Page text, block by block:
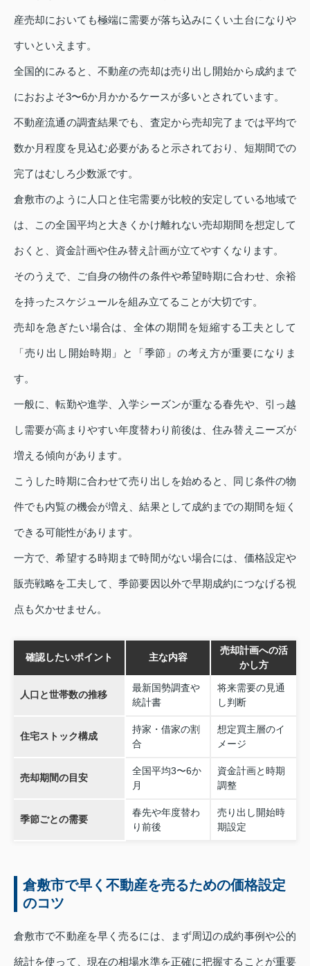
産売却においても極端に需要が落ち込みにくい土台になりや
すいといえます。
全国的にみると、不動産の売却は売り出し開始から成約まで
におおよそ3〜6か月かかるケースが多いとされています。
不動産流通の調査結果でも、査定から売却完了までは平均で
数か月程度を見込む必要があると示されており、短期間での
完了はむしろ少数派です。
倉敷市のように人口と住宅需要が比較的安定している地域で
は、この全国平均と大きくかけ離れない売却期間を想定して
おくと、資金計画や住み替え計画が立てやすくなります。
そのうえで、ご自身の物件の条件や希望時期に合わせ、余裕
を持ったスケジュールを組み立てることが大切です。
売却を急ぎたい場合は、全体の期間を短縮する工夫として
「売り出し開始時期」と「季節」の考え方が重要になりま
す。
一般に、転勤や進学、入学シーズンが重なる春先や、引っ越
し需要が高まりやすい年度替わり前後は、住み替えニーズが
増える傾向があります。
こうした時期に合わせて売り出しを始めると、同じ条件の物
件でも内覧の機会が増え、結果として成約までの期間を短く
できる可能性があります。
一方で、希望する時期まで時間がない場合には、価格設定や
販売戦略を工夫して、季節要因以外で早期成約につなげる視
点も欠かせません。
確認したいポイント 主な内容
売却計画への活
かし方
人口と世帯数の推移
最新国勢調査や
統計書
将来需要の見通
し判断
住宅ストック構成
持家・借家の割
合
想定買主層のイ
メージ
売却期間の目安
全国平均3〜6か
月
資金計画と時期
調整
季節ごとの需要
春先や年度替わ
り前後
売り出し開始時
期設定
倉敷市で早く不動産を売るための価格設定
のコツ
倉敷市で不動産を早く売るには、まず周辺の成約事例や公的
統計を使って、現在の相場水準を正確に把握することが重要